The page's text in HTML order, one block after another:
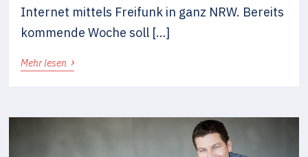
Internet mittels Freifunk in ganz NRW. Bereits
kommende Woche soll […]
Mehr lesen ›